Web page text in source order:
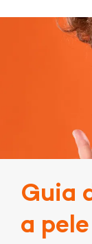
Guia
a